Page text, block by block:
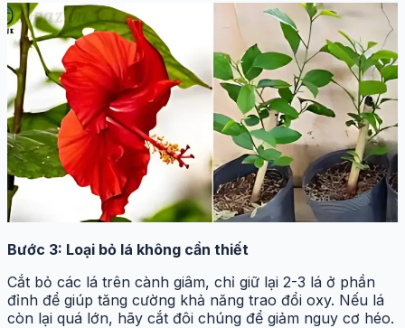
Bước 3: Loại bỏ lá không cần thiết
Cắt bỏ các lá trên cành giâm, chỉ giữ lại 2-3 lá ở phần
đỉnh để giúp tăng cường khả năng trao đổi oxy. Nếu lá
còn lại quá lớn, hãy cắt đôi chúng để giảm nguy cơ héo.